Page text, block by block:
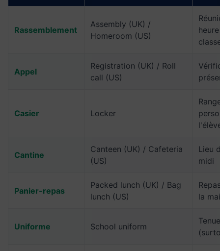
Rassemblement
Assembly (UK) /
Homeroom (US)
Appel
Registration (UK) / Roll
call (US)
Casier Locker
Cantine
Canteen (UK) / Cafeteria
(US)
Lieu
midi
Panier-repas
Packed lunch (UK) / Bag
lunch (US)
la
Uniforme School uniform